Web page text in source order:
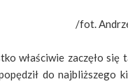
/fot.
właściwie zaczęło się
do